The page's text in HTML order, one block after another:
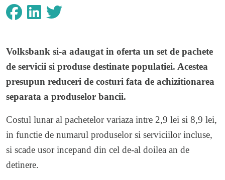
Volksbank si-a adaugat in oferta un set de pachete
de servicii si produse destinate populatiei. Acestea
presupun reduceri de costuri fata de achizitionarea
separata a produselor bancii.
Costul lunar al pachetelor variaza intre 2,9 lei si 8,9 lei,
in functie de numarul produselor si serviciilor incluse,
si scade usor incepand din cel de-al doilea an de
detinere.